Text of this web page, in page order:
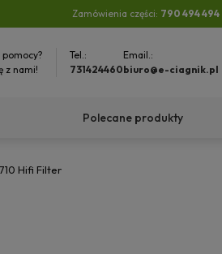
Zamówienia części: 790 494 494
z nami!
Tel.:
731424460
Email.:
biuro@e-ciagnik.pl
Polecane produkty
Hifi Filter